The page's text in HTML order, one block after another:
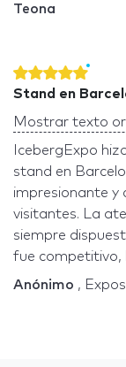
Teona
Stand en
Mostrar texto
IcebergExpo
stand en
impresionante y
visitantes. La
siempre
fue competitivo,
Anónimo ,